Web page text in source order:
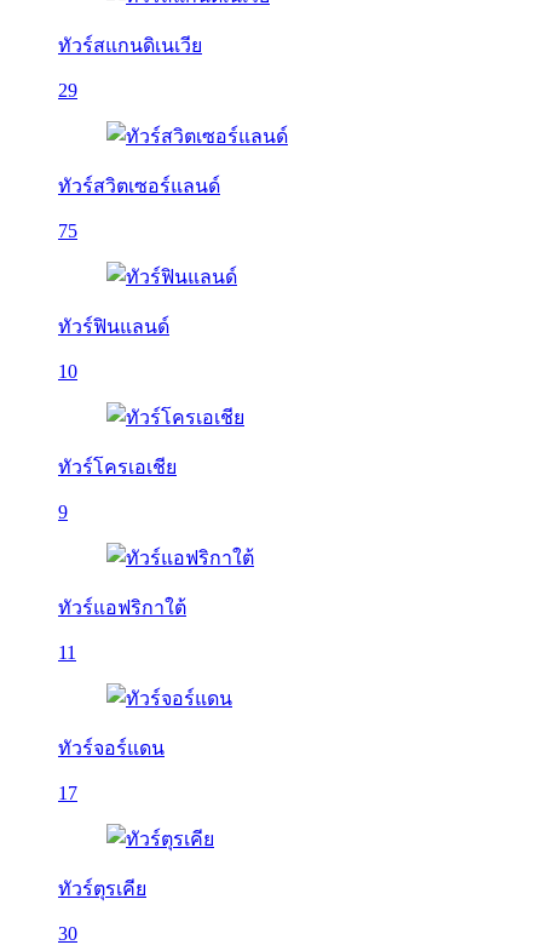
ทัวร์สแกนดิเนเวีย
29
ทัวร์สวิตเซอร์แลนด์
75
ทัวร์ฟินแลนด์
10
ทัวร์โครเอเชีย
9
ทัวร์แอฟริกาใต้
11
ทัวร์จอร์แดน
17
ทัวร์ตุรเคีย
30